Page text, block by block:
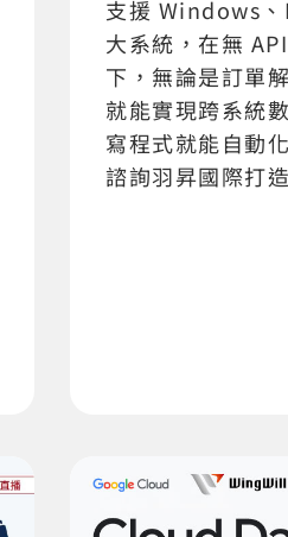
支援 Windows
大系統，在無
下，無論是訂單
就能實現跨系統
寫程式就能自動
諮詢羽昇國際打